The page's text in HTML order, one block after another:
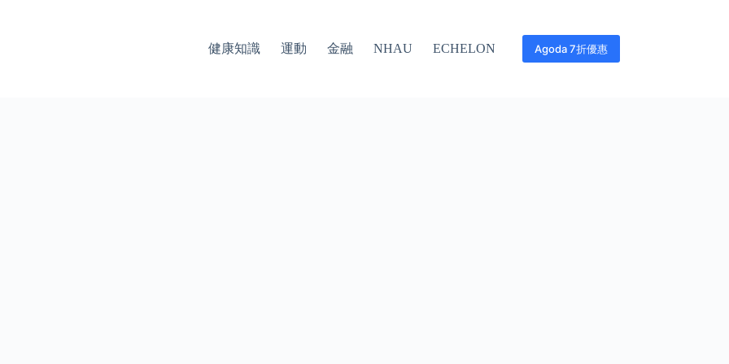
健康知識 運動 金融 NHAU ECHELON Agoda 7折優惠